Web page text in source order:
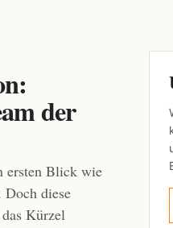
der
ersten Blick wie
Doch diese
Kürzel